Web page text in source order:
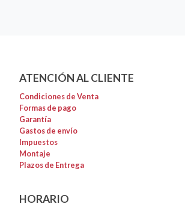
ATENCIÓN AL CLIENTE
Condiciones de Venta
Formas de pago
Garantía
Gastos de envío
Impuestos
Montaje
Plazos de Entrega
HORARIO